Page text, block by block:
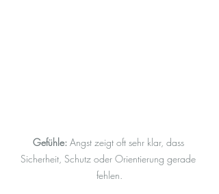
Gefühle: Angst zeigt oft sehr klar, dass
Sicherheit, Schutz oder Orientierung gerade
fehlen.